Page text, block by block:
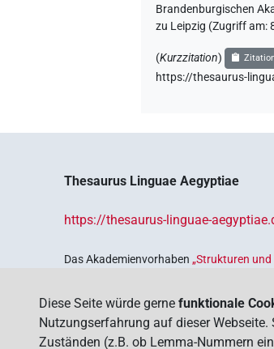
Brandenburgischen
zu Leipzig (Zugriff am:
(Kurzzitation)
https://thesaurus-
Thesaurus Linguae Aegyptiae
https://thesaurus-linguae-
Das Akademienvorhaben„Strukturen
Deutschen Akademien der
Diese Seite würde gerne funktionale
Nutzungserfahrung auf dieser
Zuständen (z.B. ob Lemma-Nummern